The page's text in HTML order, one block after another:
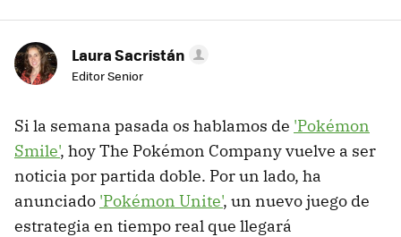
Laura Sacristán
Editor Senior
Si la semana pasada os hablamos de 'Pokémon
Smile', hoy The Pokémon Company vuelve a ser
noticia por partida doble. Por un lado, ha
anunciado 'Pokémon Unite', un nuevo juego de
estrategia en tiempo real que llegará